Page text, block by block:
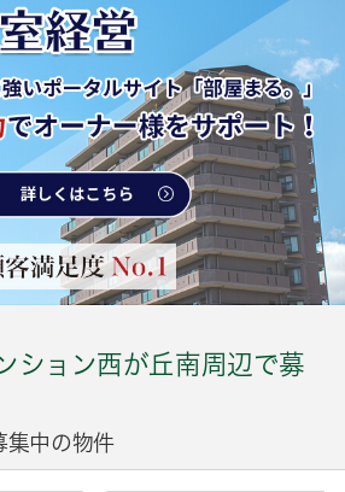
ション西が丘南周辺で募
集中の物件